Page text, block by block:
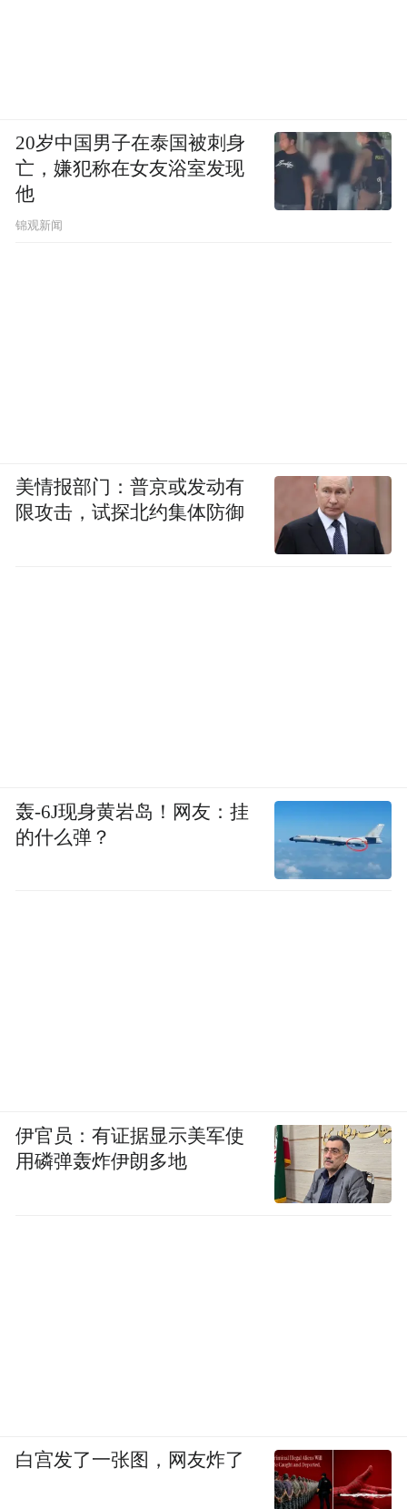
20岁中国男子在泰国被刺身
亡，嫌犯称在女友浴室发现
他
锦观新闻
美情报部门：普京或发动有
限攻击，试探北约集体防御
轰-6J现身黄岩岛！网友：挂
的什么弹？
伊官员：有证据显示美军使
用磷弹轰炸伊朗多地
白宫发了一张图，网友炸了